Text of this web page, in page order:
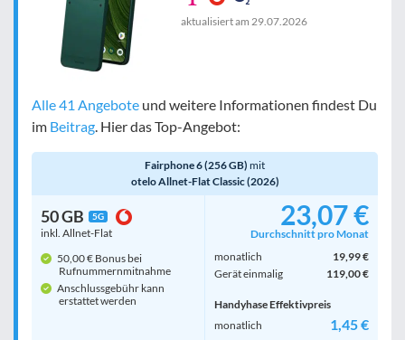
aktualisiert am 29.07.2026
Alle 41 Angebote und weitere Informationen findest Du
im Beitrag . Hier das Top-Angebot:
Fairphone 6 (256 GB) mit
otelo Allnet-Flat Classic (2026)
50 GB 5G
inkl. Allnet-Flat
50,00 € Bonus bei
Rufnummern­mitnahme
Anschlussgebühr kann
erstattet werden
23,07 €
Durchschnitt pro Monat
monatlich
19,99 €
Gerät einmalig
119,00 €
Handyhase Effektivpreis
monatlich
1,45 €